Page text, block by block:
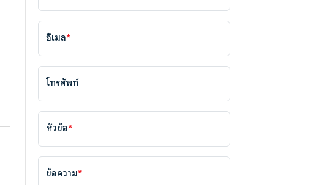
อีเมล*
โทรศัพท์
หัวข้อ*
ข้อความ*